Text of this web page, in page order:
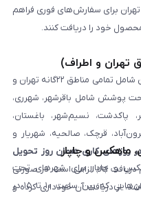
تهران برای سفارش‌های فوری فراهم
خود را دریافت کنند.
تهران و اطراف)
ارسال از طریق پیک موتوری در گوشی آنلاین شامل تمامی مناطق ۲۲گانه تهران و
پوشش شامل باقرشهر، شهرری،
پاکدشت، نسیم‌شهر، باغستان،
قرچک، صالحیه، شهریار و
کاری همان روز تحویل
کالا الزامی است. در صورتی
از دریافت آن خودداری کرده و
ماهکس و چاپار
و چاپار برای شهرهای تحت
پوشش این شرکت‌ها فراهم است. سفارش‌هایی که بین ساعت ۱۰ تا ۱۵ در